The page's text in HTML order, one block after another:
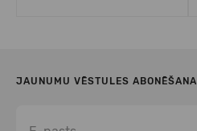
JAUNUMU VĒSTULES ABONĒŠANA